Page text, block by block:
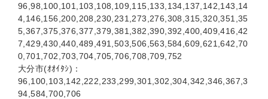
96,98,100,101,103,108,109,115,133,134,137,142,143,14
4,146,156,200,208,230,231,273,276,308,315,320,351,35
5,367,375,376,377,379,381,382,390,392,400,409,416,42
7,429,430,440,489,491,503,506,563,584,609,621,642,70
0,701,702,703,704,705,706,708,709,752
大分市(ｵｵｲﾀｼ)：
96,100,103,142,222,233,299,301,302,304,342,346,367,3
94,584,700,706